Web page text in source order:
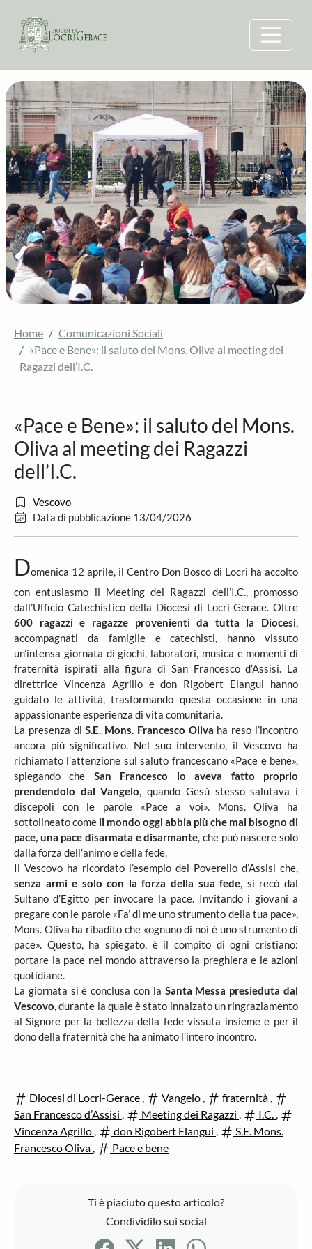
Home
Comunicazioni Sociali
«Pace e Bene»: il saluto del Mons. Oliva al meeting dei
Ragazzi dell’I.C.
«Pace e Bene»: il saluto del Mons.
Oliva al meeting dei Ragazzi
dell’I.C.
Vescovo
Data di pubblicazione 13/04/2026
Domenica 12 aprile, il Centro Don Bosco di Locri ha accolto
con entusiasmo il Meeting dei Ragazzi dell’I.C., promosso
dall’Ufficio Catechistico della Diocesi di Locri-Gerace. Oltre
600 ragazzi e ragazze provenienti da tutta la Diocesi,
accompagnati da famiglie e catechisti, hanno vissuto
un’intensa giornata di giochi, laboratori, musica e momenti di
fraternità ispirati alla figura di San Francesco d’Assisi. La
direttrice Vincenza Agrillo e don Rigobert Elangui hanno
guidato le attività, trasformando questa occasione in una
appassionante esperienza di vita comunitaria.
La presenza diS.E. Mons. Francesco Oliva ha reso l’incontro
ancora più significativo. Nel suo intervento, il Vescovo ha
richiamato l’attenzione sul saluto francescano «Pace e bene»,
spiegando che San Francesco lo aveva fatto proprio
prendendolo dal Vangelo, quando Gesù stesso salutava i
discepoli con le parole «Pace a voi». Mons. Oliva ha
sottolineato come il mondo oggi abbia più che mai bisogno di
pace, una pace disarmata e disarmante, che può nascere solo
dalla forza dell’animo e della fede.
Il Vescovo ha ricordato l’esempio del Poverello d’Assisi che,
senza armi e solo con la forza della sua fede, si recò dal
Sultano d’Egitto per invocare la pace. Invitando i giovani a
pregare con le parole «Fa’ di me uno strumento della tua pace»,
Mons. Oliva ha ribadito che «ognuno di noi è uno strumento di
pace». Questo, ha spiegato, è il compito di ogni cristiano:
portare la pace nel mondo attraverso la preghiera e le azioni
quotidiane.
La giornata si è conclusa con la Santa Messa presieduta dal
Vescovo, durante la quale è stato innalzato un ringraziamento
al Signore per la bellezza della fede vissuta insieme e per il
dono della fraternità che ha animato l’intero incontro.
Diocesi di Locri-Gerace , Vangelo , fraternità ,
San Francesco d’Assisi , Meeting dei Ragazzi , I.C. ,
Vincenza Agrillo , don Rigobert Elangui ,
S.E. Mons.
Francesco Oliva , Pace e bene
Ti è piaciuto questo articolo?
Condividilo sui social